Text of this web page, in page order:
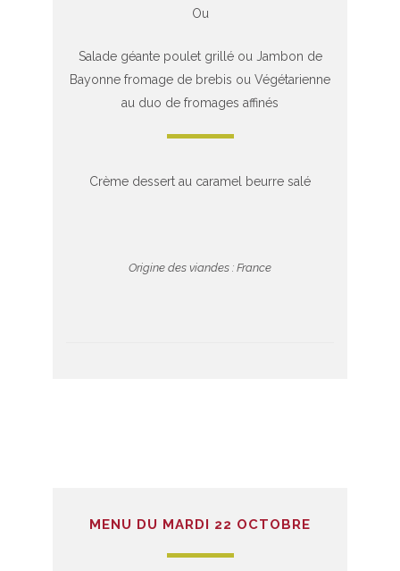
Ou
Salade géante poulet grillé ou Jambon de
Bayonne fromage de brebis ou Végétarienne
au duo de fromages affinés
Crème dessert au caramel beurre salé
Origine des viandes : France
MENU DU MARDI 22 OCTOBRE